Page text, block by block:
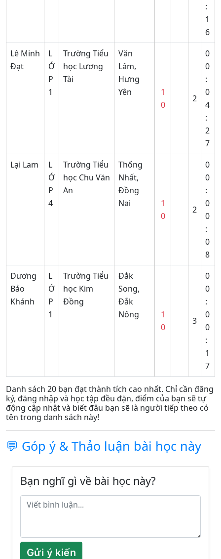
:
1
6
Lê Minh
Đạt
L
Ớ
P
1
Trường Tiểu
học Lương
Tài
Văn
Lâm,
Hưng
Yên
1
0
2
0
0
:
0
4
:
2
7
Lại Lam
L
Ớ
P
4
Trường Tiểu
học Chu Văn
An
Thống
Nhất,
Đồng
Nai
1
0
2
0
0
:
0
0
:
0
8
Dương
Bảo
Khánh
L
Ớ
P
1
Trường Tiểu
học Kim
Đồng
Đắk
Song,
Đắk
Nông
1
0
3
0
0
:
0
0
:
1
7
Danh sách 20 bạn đạt thành tích cao nhất. Chỉ cần đăng
ký, đăng nhập và học tập đều đặn, điểm của bạn sẽ tự
động cập nhật và biết đâu bạn sẽ là người tiếp theo có
tên trong danh sách này!
💬 Góp ý & Thảo luận bài học này
Bạn nghĩ gì về bài học này?
Gửi ý kiến